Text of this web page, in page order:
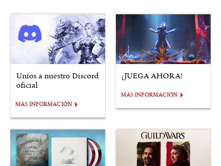
Uníos a nuestro Discord
oficial
MÁS INFORMACIÓN
¡JUEGA AHORA!
MÁS INFORMACIÓN